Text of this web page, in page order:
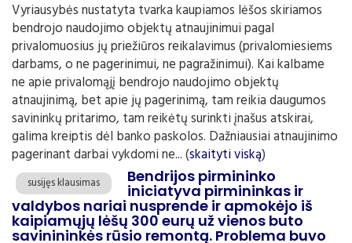
Vyriausybės nustatyta tvarka kaupiamos lėšos skiriamos
bendrojo naudojimo objektų atnaujinimui pagal
privalomuosius jų priežiūros reikalavimus (privalomiesiems
darbams, o ne pagerinimui, ne pagražinimui). Kai kalbame
ne apie privalomąjį bendrojo naudojimo objektų
atnaujinimą, bet apie jų pagerinimą, tam reikia daugumos
savininkų pritarimo, tam reikėtų surinkti įnašus atskirai,
galima kreiptis dėl banko paskolos. Dažniausiai atnaujinimo
pagerinant darbai vykdomi ne... (skaityti viską)
susijęs klausimas Bendrijos pirmininko
iniciatyva pirmininkas ir
valdybos nariai nusprende ir apmokėjo iš
kaipiamųjų lėšų 300 eurų už vienos buto
savinininkės rūsio remontą. Problema buvo